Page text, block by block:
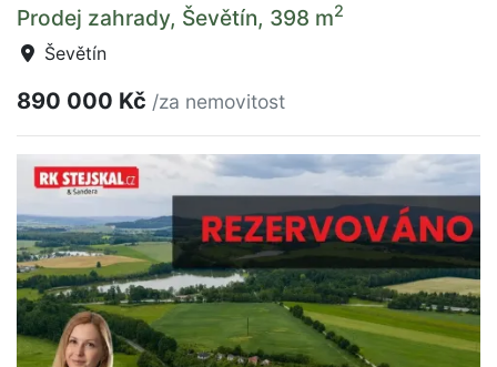
Prodej zahrady, Ševětín, 398 m2
Ševětín
890 000 Kč /za nemovitost